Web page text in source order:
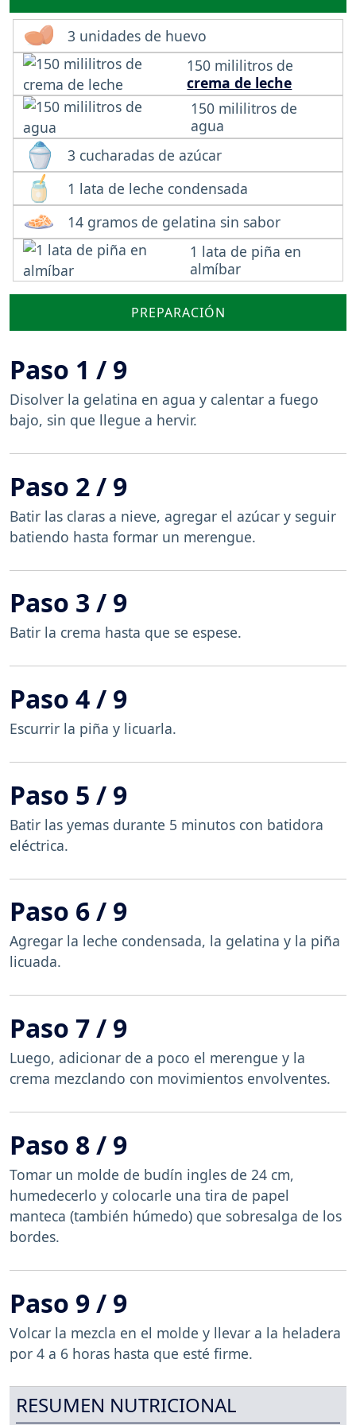
3 unidades de huevo
150 mililitros de
crema de leche
150 mililitros de
agua
3 cucharadas de azúcar
1 lata de leche condensada
14 gramos de gelatina sin sabor
1 lata de piña en
almíbar
PREPARACIÓN
Paso 1 / 9
Disolver la gelatina en agua y calentar a fuego
bajo, sin que llegue a hervir.
Paso 2 / 9
Batir las claras a nieve, agregar el azúcar y seguir
batiendo hasta formar un merengue.
Paso 3 / 9
Batir la crema hasta que se espese.
Paso 4 / 9
Escurrir la piña y licuarla.
Paso 5 / 9
Batir las yemas durante 5 minutos con batidora
eléctrica.
Paso 6 / 9
Agregar la leche condensada, la gelatina y la piña
licuada.
Paso 7 / 9
Luego, adicionar de a poco el merengue y la
crema mezclando con movimientos envolventes.
Paso 8 / 9
Tomar un molde de budín ingles de 24 cm,
humedecerlo y colocarle una tira de papel
manteca (también húmedo) que sobresalga de los
bordes.
Paso 9 / 9
Volcar la mezcla en el molde y llevar a la heladera
por 4 a 6 horas hasta que esté firme.
RESUMEN NUTRICIONAL